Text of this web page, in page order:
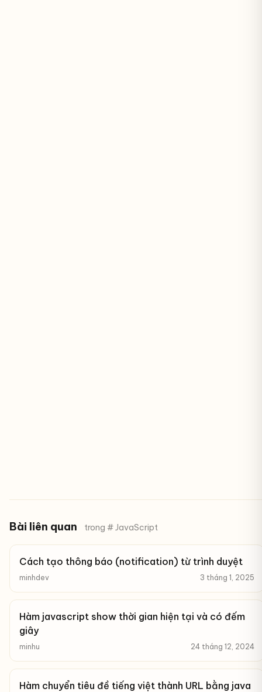
Bài liên quan trong # JavaScript
Cách tạo thông báo (notification) từ trình duyệt
minhdev 3 tháng 1, 2025
Hàm javascript show thời gian hiện tại và có đếm
giây
minhu 24 tháng 12, 2024
Hàm chuyển tiêu đề tiếng việt thành URL bằng java